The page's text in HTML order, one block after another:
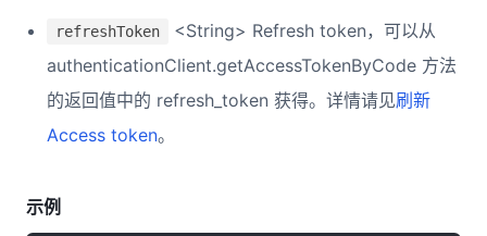
refreshToken
<String> Refresh token，可以从
authenticationClient.getAccessTokenByCode 方法
的返回值中的 refresh_token 获得。详情请见刷新
Access token。
示例